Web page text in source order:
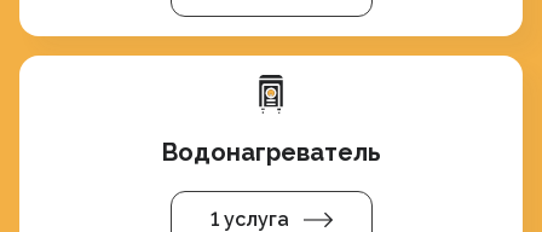
Водонагреватель
1 услуга